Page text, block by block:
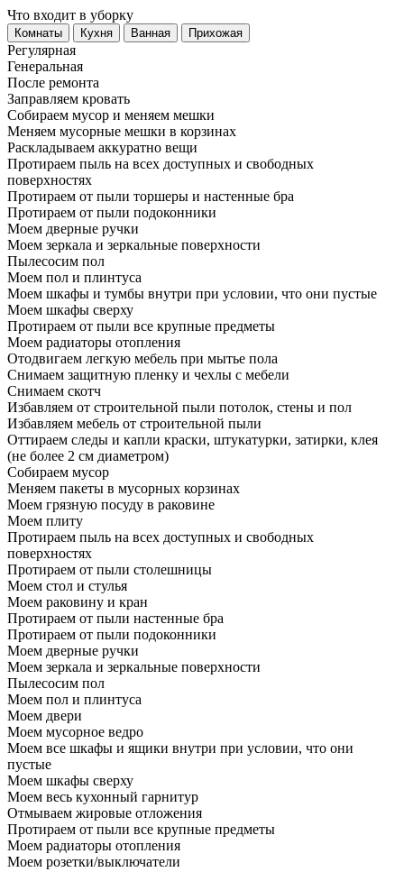
Что входит в уборку
Регу­лярная
Гене­ральная
После ремонта
Заправляем кровать
Собираем мусор и меняем мешки
Меняем мусорные мешки в корзинах
Раскладываем аккуратно вещи
Протираем пыль на всех доступных и свободных
поверхностях
Протираем от пыли торшеры и настенные бра
Протираем от пыли подоконники
Моем дверные ручки
Моем зеркала и зеркальные поверхности
Пылесосим пол
Моем пол и плинтуса
Моем шкафы и тумбы внутри при условии, что они пустые
Моем шкафы сверху
Протираем от пыли все крупные предметы
Моем радиаторы отопления
Отодвигаем легкую мебель при мытье пола
Снимаем защитную пленку и чехлы с мебели
Снимаем скотч
Избавляем от строительной пыли потолок, стены и пол
Избавляем мебель от строительной пыли
Оттираем следы и капли краски, штукатурки, затирки, клея
(не более 2 см диаметром)
Собираем мусор
Меняем пакеты в мусорных корзинах
Моем грязную посуду в раковине
Моем плиту
Протираем пыль на всех доступных и свободных
поверхностях
Протираем от пыли столешницы
Моем стол и стулья
Моем раковину и кран
Протираем от пыли настенные бра
Протираем от пыли подоконники
Моем дверные ручки
Моем зеркала и зеркальные поверхности
Пылесосим пол
Моем пол и плинтуса
Моем двери
Моем мусорное ведро
Моем все шкафы и ящики внутри при условии, что они
пустые
Моем шкафы сверху
Моем весь кухонный гарнитур
Отмываем жировые отложения
Протираем от пыли все крупные предметы
Моем радиаторы отопления
Моем розетки/выключатели